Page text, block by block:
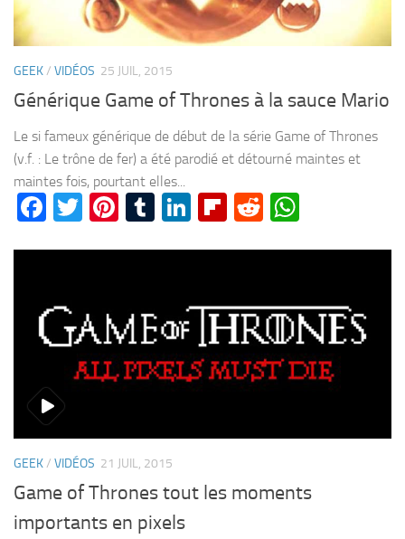
GEEK/ VIDÉOS 25 JUIL, 2015
Générique Game of Thrones à la sauce Mario
Le si fameux générique de début de la série Game of Thrones
(v.f. : Le trône de fer) a été parodié et détourné maintes et
maintes fois, pourtant elles...
Facebook
TwitterPinterest
TumblrLinkedIn
Flipboard
Reddit
GEEK/ VIDÉOS 21 JUIL, 2015
Game of Thrones tout les moments
importants en pixels